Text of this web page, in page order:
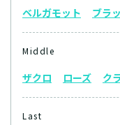
ベルガモット ブラ
Middle
ザクロ ローズ ク
Last